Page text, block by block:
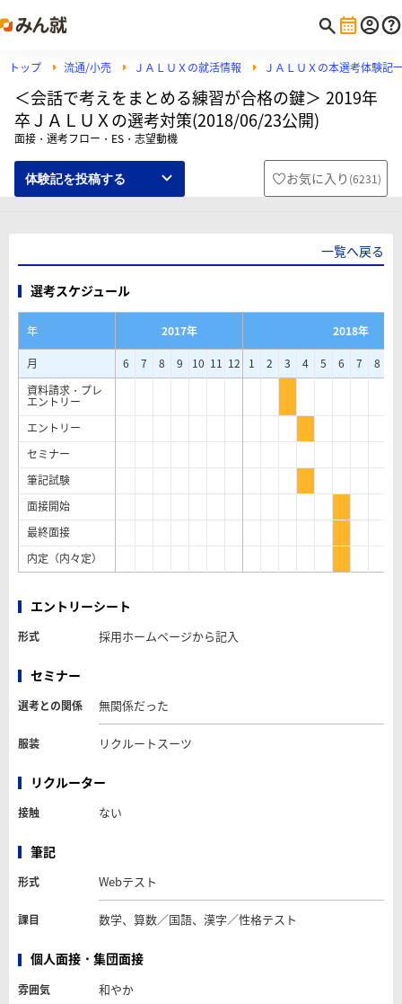
トップ 流通/小売 ＪＡＬＵＸの就活情報 ＪＡＬＵＸの本選考体験記
＜会話で考えをまとめる練習が合格の鍵＞ 2019年
卒ＪＡＬＵＸの選考対策(2018/06/23公開)
面接・選考フロー・ES・志望動機
体験記を投稿する お気に入り (6231)
一覧へ戻る
選考スケジュール
年 2017年
2018年
月
6 7 8 9 10 11 12 1 2 3 4 5 6 7 8
資料請求・プレ
エントリー
エントリー
セミナー
筆記試験
面接開始
最終面接
内定（内々定）
エントリーシート
形式 採用ホームページから記入
セミナー
選考との関係 無関係だった
服装 リクルートスーツ
リクルーター
接触 ない
筆記
形式 Webテスト
課目 数学、算数／国語、漢字／性格テスト
個人面接・集団面接
雰囲気 和やか